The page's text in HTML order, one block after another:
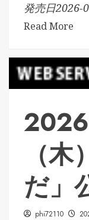
発売日2026-
Read More
（
だ」
phi72110